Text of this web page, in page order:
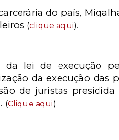
do país,
(clique aqui).
da lei de execução
da execução das
de juristas
(Clique aqui)